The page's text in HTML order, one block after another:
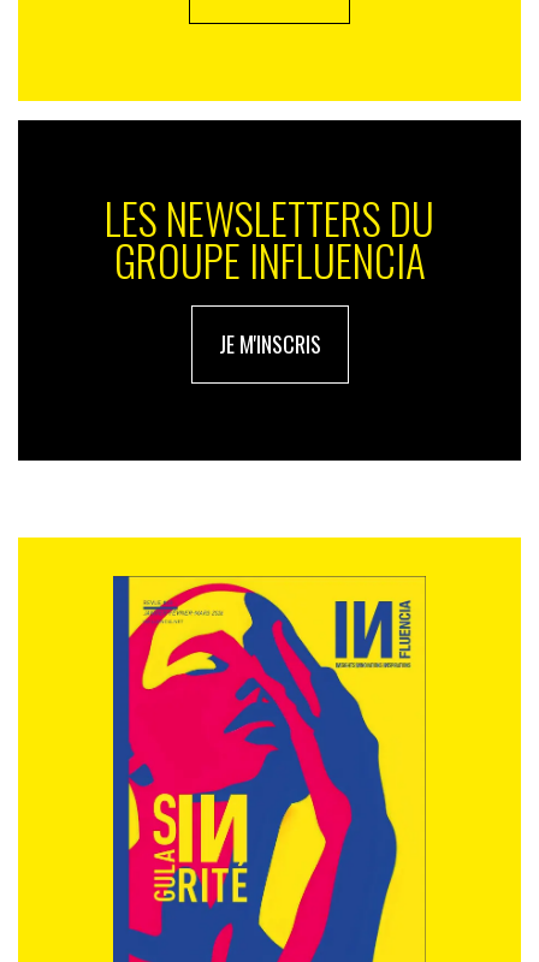
LES NEWSLETTERS DU
GROUPE INFLUENCIA
JE M'INSCRIS